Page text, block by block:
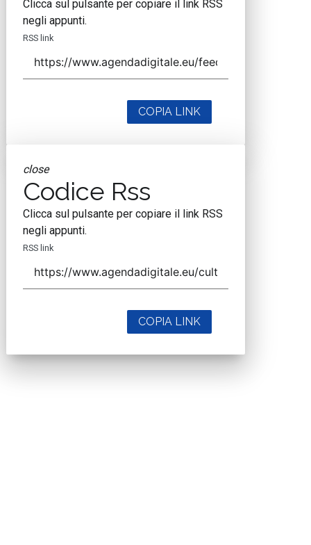
Clicca sul pulsante per copiare il link RSS
negli appunti.
RSS link
COPIA LINK
close
Codice Rss
Clicca sul pulsante per copiare il link RSS
negli appunti.
RSS link
COPIA LINK